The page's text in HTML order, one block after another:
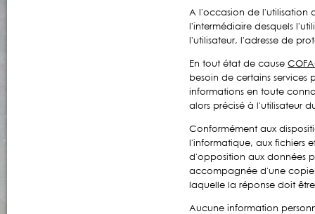
A l'occasion de l'utilisation
l'intermédiaire desquels
l'utilisateur, l'adresse de
En tout état de cause
besoin de certains services
informations en toute
alors précisé à l'utilisateur
Conformément aux
l'informatique, aux fichiers
d'opposition aux données
accompagnée d'une copie
laquelle la réponse doit
Aucune information